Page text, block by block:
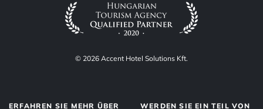
© 2026 Accent Hotel Solutions Kft.
ERFAHREN SIE MEHR ÜBER WERDEN SIE EIN TEIL VON